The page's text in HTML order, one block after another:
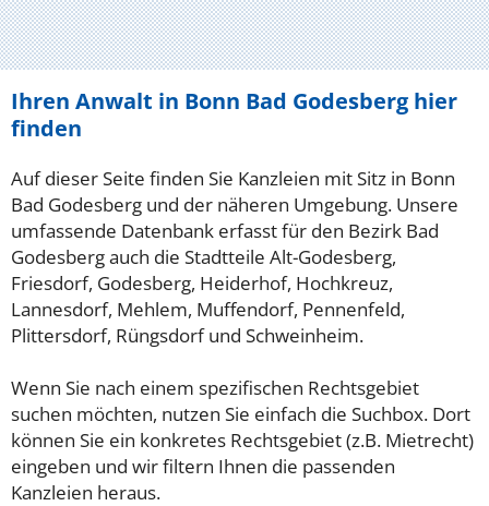
Ihren Anwalt in Bonn Bad Godesberg hier
finden
Auf dieser Seite finden Sie Kanzleien mit Sitz in Bonn
Bad Godesberg und der näheren Umgebung. Unsere
umfassende Datenbank erfasst für den Bezirk Bad
Godesberg auch die Stadtteile Alt-Godesberg,
Friesdorf, Godesberg, Heiderhof, Hochkreuz,
Lannesdorf, Mehlem, Muffendorf, Pennenfeld,
Plittersdorf, Rüngsdorf und Schweinheim.
Wenn Sie nach einem spezifischen Rechtsgebiet
suchen möchten, nutzen Sie einfach die Suchbox. Dort
können Sie ein konkretes Rechtsgebiet (z.B. Mietrecht)
eingeben und wir filtern Ihnen die passenden
Kanzleien heraus.